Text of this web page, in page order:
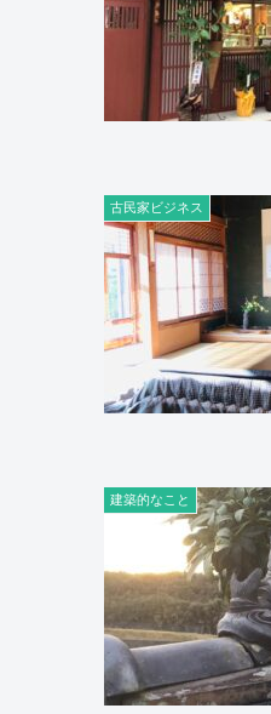
古民家ビジネス
建築的なこと